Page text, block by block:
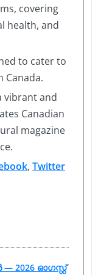
covering
health, and
to cater to
Canada.
vibrant and
Canadian
magazine
, Twitter
2026 ഓഗസ്റ്റ്